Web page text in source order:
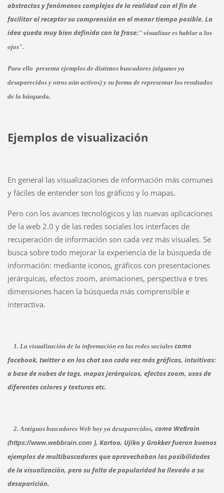
abstractos y fenómenos complejos de la realidad con el fin de
facilitar al receptor su comprensión en el menor tiempo posible. La
idea queda muy bien definida con la frase:" visualizar es hablar a los
ojos".
Para ello presenta ejemplos de distintos buscadores (algunos ya
desaparecidos y otros aún activos) y su forma de representar los resultados
de la búsqueda.
Ejemplos de visualización
En general las visualizaciones de información más comunes
y fáciles de entender son los gráficos y lo mapas.
Pero con los avances tecnológicos y las nuevas aplicaciones
de la web 2.0 y de las redes sociales los interfaces de
recuperación de información son cada vez más visuales. Se
busca sobre todo mejorar la experiencia de la búsqueda de
información: mediante iconos, gráficos con presentaciones
jerárquicas, efectos zoom, animaciones, perspectiva e tres
dimensiones hacen la búsqueda más comprensible e
interactiva.
1. La visualización de la información en las redes sociales como
facebook, twitter o en los chat son cada vez más gráficas, intuitivas:
a base de nubes de tags, mapas jerárquicos, efectos zoom, usos de
diferentes colores y texturas etc.
2. Antiguos buscadores Web hoy ya desaparecidos, como WeBrain
(https://www.webbrain.com ), Kartoo, Ujiko y Grokker fueron buenos
ejemplos de multibuscadores que aprovechaban las posibilidades
de la visualización, pero su falta de popularidad ha llevado a su
desaparición.